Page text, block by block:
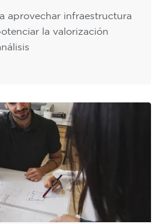
aprovechar infraestructura
la valorización